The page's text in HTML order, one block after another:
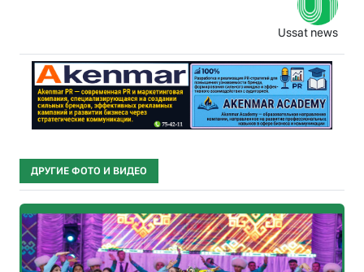
Ussat news
ДРУГИЕ ФОТО И ВИДЕО